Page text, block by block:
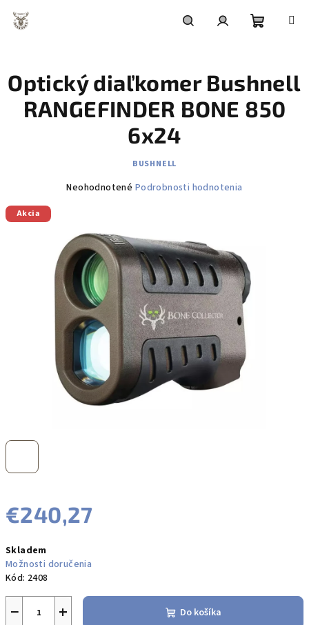
obsah
košík
€240,27
cena:
Skladem
Možnosti doručenia
Kód: 2408
+
− Do košíka
Optický diaľkomer Bushnell
RANGEFINDER BONE 850
6x24
BUSHNELL
Priemerné
0,0
z
5
hviezdičiek.
Neohodnotené Podrobnosti hodnotenia
Akcia